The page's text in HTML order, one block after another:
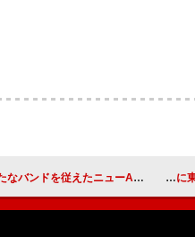
ューAL『セイヴィング・グレイス』発売決定 土